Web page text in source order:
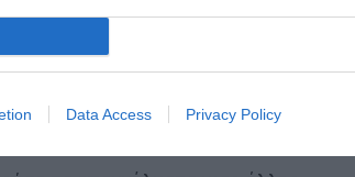
Data Access Privacy Policy
Και ξεκινώ από ένα
σημαίνει πως
να περιγράψει με